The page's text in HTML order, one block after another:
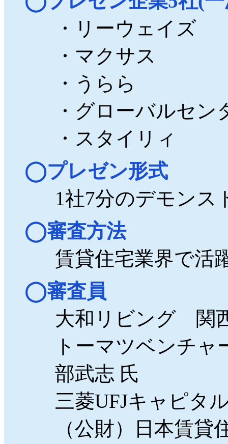
・リーウェイズ
・マクサス
・うらら
・グローバルセン
・スタイリィ
プレゼン形式
1社7分のデモンス
審査方法
賃貸住宅業界で活
審査員
大和リビング 関
トーマツベンチ
部武志 氏
三菱UFJキャピタ
（公財）日本賃